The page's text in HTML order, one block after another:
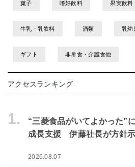
菓子 嗜好飲料 果実飲料
牛乳・乳飲料 酒類 乳幼
ギフト 非常食・介護食他
アクセスランキング
1.
“三菱食品がいてよかった”
成長支援 伊藤社長が方針
2026.08.07